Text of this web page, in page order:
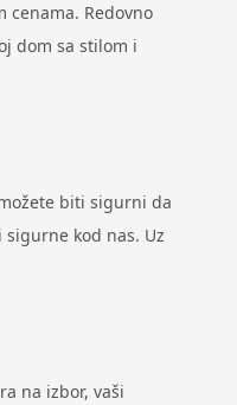
cenama. Redovno
dom sa stilom i
biti sigurni da
kod nas. Uz
na izbor, vaši